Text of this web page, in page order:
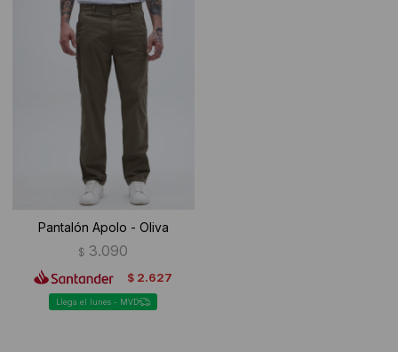
Pantalón Apolo - Oliva
$ 3.090
$ 2.627
Llega el lunes - MVD